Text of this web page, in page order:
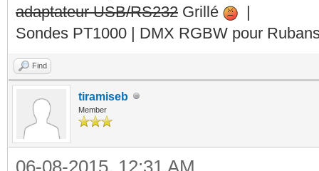
adaptateur USB/RS232 Grillé
|
Sondes PT1000 | DMX RGBW pour
Find
tiramiseb
Member
06-08-2015, 12:31 AM